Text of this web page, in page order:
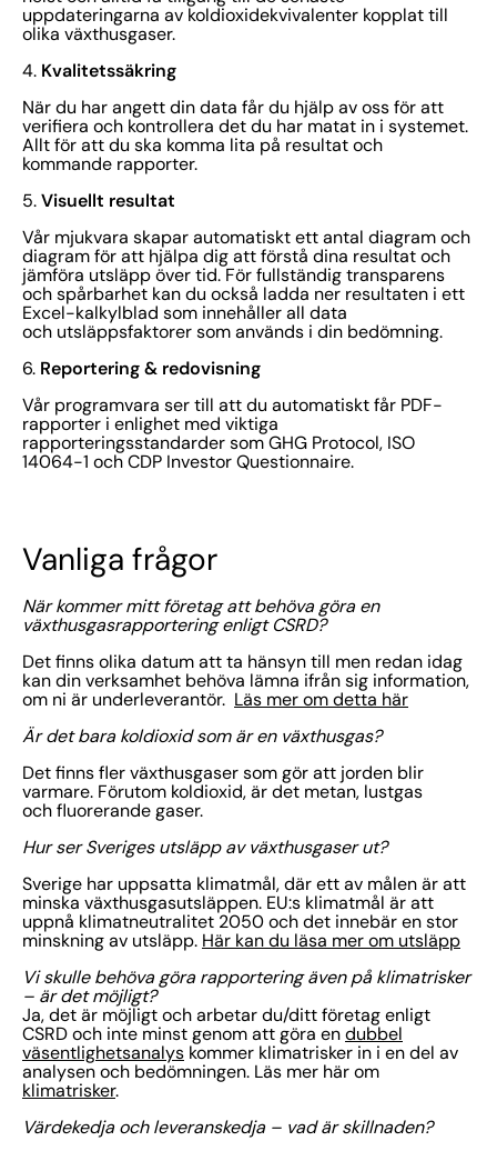
uppdateringarna av koldioxidekvivalenter kopplat till
olika växthusgaser.
4. Kvalitetssäkring
När du har angett din data får du hjälp av oss för att
verifiera och kontrollera det du har matat in i systemet.
Allt för att du ska komma lita på resultat och
kommande rapporter.
5. Visuellt resultat
Vår mjukvara skapar automatiskt ett antal diagram och
diagram för att hjälpa dig att förstå dina resultat och
jämföra utsläpp över tid. För fullständig transparens
och spårbarhet kan du också ladda ner resultaten i ett
Excel-kalkylblad som innehåller all data
och utsläppsfaktorer som används i din bedömning.
6. Reportering & redovisning
Vår programvara ser till att du automatiskt får PDF-
rapporter i enlighet med viktiga
rapporteringsstandarder som GHG Protocol, ISO
14064-1 och CDP Investor Questionnaire.
Vanliga frågor
När kommer mitt företag att behöva göra en
växthusgasrapportering enligt CSRD?
Det finns olika datum att ta hänsyn till men redan idag
kan din verksamhet behöva lämna ifrån sig information,
om ni är underleverantör. Läs mer om detta här
Är det bara koldioxid som är en växthusgas?
Det finns fler växthusgaser som gör att jorden blir
varmare. Förutom koldioxid, är det metan, lustgas
och fluorerande gaser.
Hur ser Sveriges utsläpp av växthusgaser ut?
Sverige har uppsatta klimatmål, där ett av målen är att
minska växthusgasutsläppen. EU:s klimatmål är att
uppnå klimatneutralitet 2050 och det innebär en stor
minskning av utsläpp. Här kan du läsa mer om utsläpp
Vi skulle behöva göra rapportering även på klimatrisker
– är det möjligt?
Ja, det är möjligt och arbetar du/ditt företag enligt
CSRD och inte minst genom att göra en dubbel
väsentlighetsanalys kommer klimatrisker in i en del av
analysen och bedömningen. Läs mer här om
klimatrisker.
Värdekedja och leveranskedja – vad är skillnaden?